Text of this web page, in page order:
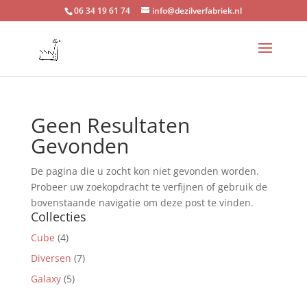
06 34 19 61 74 info@dezilverfabriek.nl
Geen Resultaten
Gevonden
De pagina die u zocht kon niet gevonden worden.
Probeer uw zoekopdracht te verfijnen of gebruik de
bovenstaande navigatie om deze post te vinden.
Collecties
Cube (4)
Diversen (7)
Galaxy (5)